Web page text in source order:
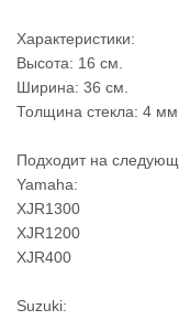
Характеристики:
Высота: 16 см.
Ширина: 36 см.
Толщина стекла: 4 мм.
Подходит на
Yamaha:
XJR1300
XJR1200
XJR400
Suzuki: